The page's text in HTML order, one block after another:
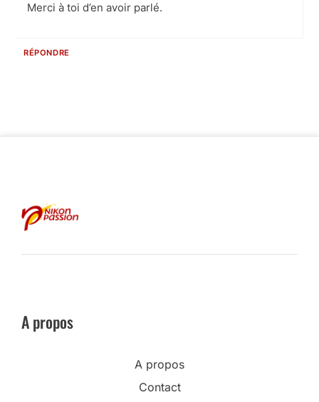
Merci à toi d’en avoir parlé.
RÉPONDRE
A propos
A propos
Contact